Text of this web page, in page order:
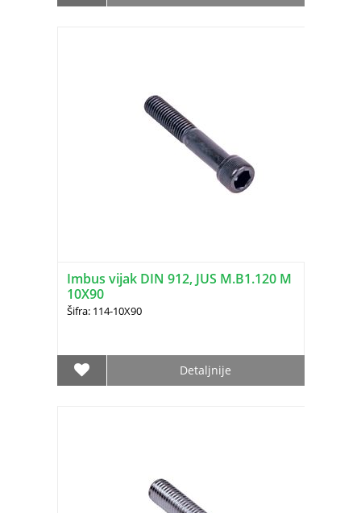
Imbus vijak DIN 912, JUS M.B1.120 M
10X90
Šifra: 114-10X90
Detaljnije